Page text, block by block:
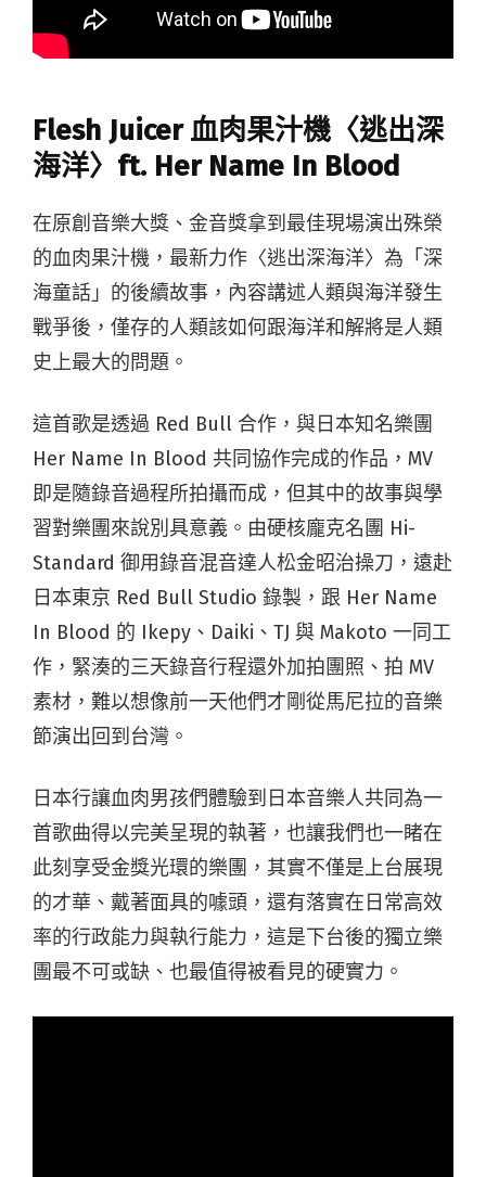
Flesh Juicer 血肉果汁機〈逃出深
海洋〉ft. Her Name In Blood
在原創音樂大獎、金音獎拿到最佳現場演出殊榮
的血肉果汁機，最新力作〈逃出深海洋〉為「深
海童話」的後續故事，內容講述人類與海洋發生
戰爭後，僅存的人類該如何跟海洋和解將是人類
史上最大的問題。
這首歌是透過 Red Bull 合作，與日本知名樂團
Her Name In Blood 共同協作完成的作品，MV
即是隨錄音過程所拍攝而成，但其中的故事與學
習對樂團來說別具意義。由硬核龐克名團 Hi-
Standard 御用錄音混音達人松金昭治操刀，遠赴
日本東京 Red Bull Studio 錄製，跟 Her Name
In Blood 的 Ikepy、Daiki、TJ 與 Makoto 一同工
作，緊湊的三天錄音行程還外加拍團照、拍 MV
素材，難以想像前一天他們才剛從馬尼拉的音樂
節演出回到台灣。
日本行讓血肉男孩們體驗到日本音樂人共同為一
首歌曲得以完美呈現的執著，也讓我們也一睹在
此刻享受金獎光環的樂團，其實不僅是上台展現
的才華、戴著面具的噱頭，還有落實在日常高效
率的行政能力與執行能力，這是下台後的獨立樂
團最不可或缺、也最值得被看見的硬實力。